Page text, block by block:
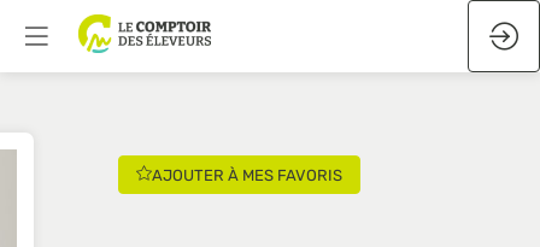
AJOUTER À MES FAVORIS